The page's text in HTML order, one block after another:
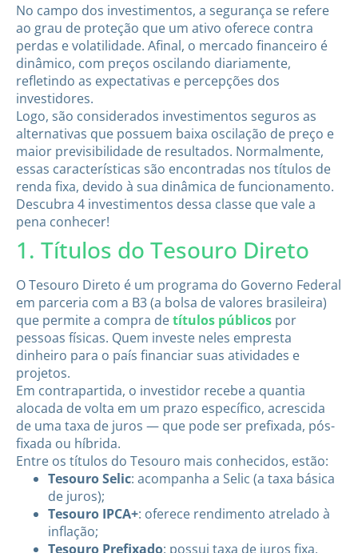
No campo dos investimentos, a segurança se refere
ao grau de proteção que um ativo oferece contra
perdas e volatilidade. Afinal, o mercado financeiro é
dinâmico, com preços oscilando diariamente,
refletindo as expectativas e percepções dos
investidores.
Logo, são considerados investimentos seguros as
alternativas que possuem baixa oscilação de preço e
maior previsibilidade de resultados. Normalmente,
essas características são encontradas nos títulos de
renda fixa, devido à sua dinâmica de funcionamento.
Descubra 4 investimentos dessa classe que vale a
pena conhecer!
1. Títulos do Tesouro Direto
O Tesouro Direto é um programa do Governo Federal
em parceria com a B3 (a bolsa de valores brasileira)
que permite a compra detítulos públicos por
pessoas físicas. Quem investe neles empresta
dinheiro para o país financiar suas atividades e
projetos.
Em contrapartida, o investidor recebe a quantia
alocada de volta em um prazo específico, acrescida
de uma taxa de juros — que pode ser prefixada, pós-
fixada ou híbrida.
Entre os títulos do Tesouro mais conhecidos, estão:
Tesouro Selic: acompanha a Selic (a taxa básica
de juros);
Tesouro IPCA+: oferece rendimento atrelado à
inflação;
Tesouro Prefixado: possui taxa de juros fixa,